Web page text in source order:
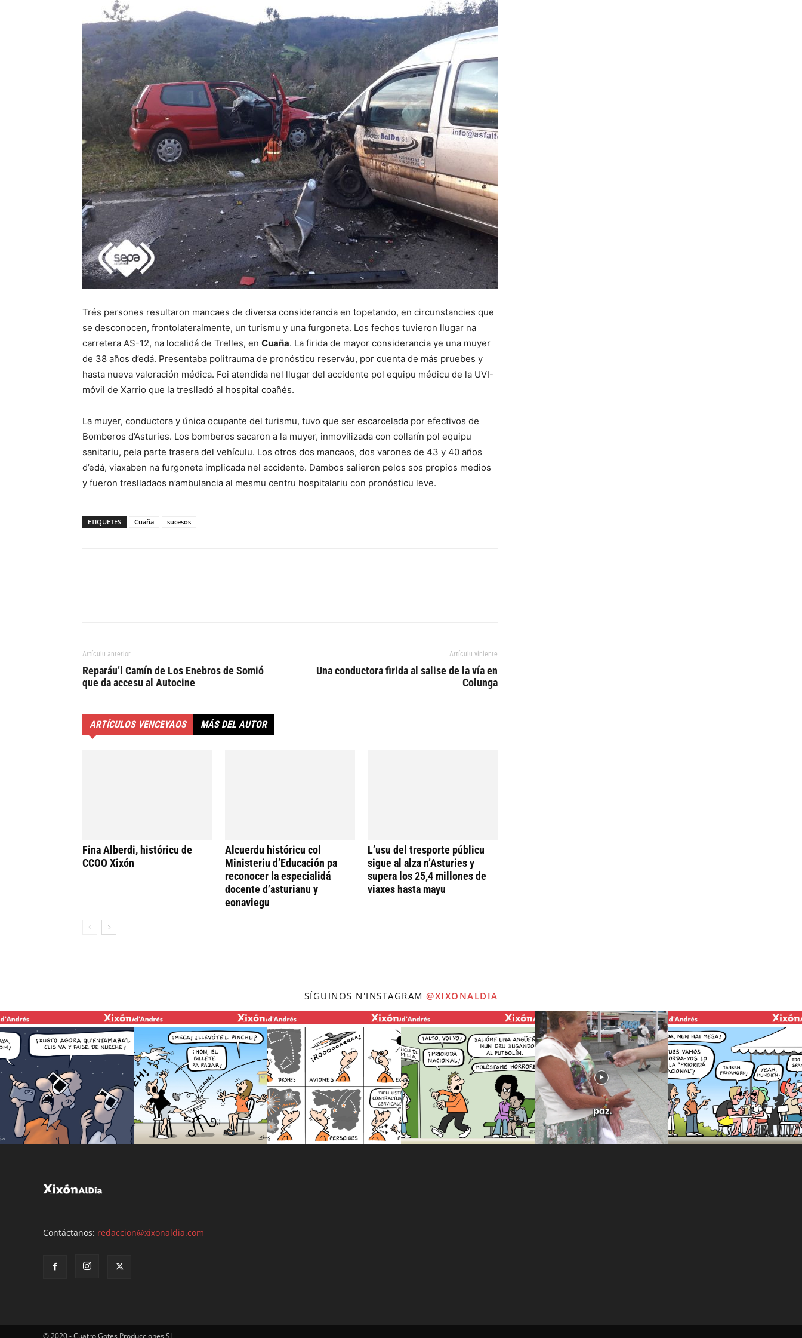
Trés persones resultaron mancaes de diversa considerancia en topetando, en circunstancies que
se desconocen, frontolateralmente, un turismu y una furgoneta. Los fechos tuvieron llugar na
carretera AS-12, na localidá de Trelles, en Cuaña. La firida de mayor considerancia ye una muyer
de 38 años d’edá. Presentaba politrauma de pronósticu reserváu, por cuenta de más pruebes y
hasta nueva valoración médica. Foi atendida nel llugar del accidente pol equipu médicu de la UVI-
móvil de Xarrio que la treslladó al hospital coañés.
La muyer, conductora y única ocupante del turismu, tuvo que ser escarcelada por efectivos de
Bomberos d’Asturies. Los bomberos sacaron a la muyer, inmovilizada con collarín pol equipu
sanitariu, pela parte trasera del vehículu. Los otros dos mancaos, dos varones de 43 y 40 años
d’edá, viaxaben na furgoneta implicada nel accidente. Dambos salieron pelos sos propios medios
y fueron treslladaos n’ambulancia al mesmu centru hospitalariu con pronósticu leve.
ETIQUETES Cuaña sucesos
Artículu anterior
Reparáu’l Camín de Los Enebros de Somió
que da accesu al Autocine
Artículu viniente
Una conductora firida al salise de la vía en
Colunga
ARTÍCULOS VENCEYAOS MÁS DEL AUTOR
Fina Alberdi, históricu de
CCOO Xixón
Alcuerdu históricu col
Ministeriu d’Educación pa
reconocer la especialidá
docente d’asturianu y
eonaviegu
L’usu del tresporte públicu
sigue al alza n’Asturies y
supera los 25,4 millones de
viaxes hasta mayu
SÍGUINOS N'INSTAGRAM @XIXONALDIA
Contáctanos: redaccion@xixonaldia.com
© 2020 - Cuatro Gotes Producciones SL